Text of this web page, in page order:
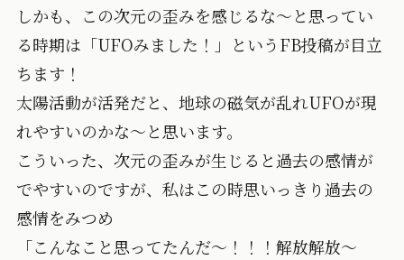
しかも、この次元の歪みを感じるな～と思ってい
る時期は「UFOみました！」というFB投稿が目立
ちます！
太陽活動が活発だと、地球の磁気が乱れUFOが現
れやすいのかな～と思います。
こういった、次元の歪みが生じると過去の感情が
でやすいのですが、私はこの時思いっきり過去の
感情をみつめ
「こんなこと思ってたんだ～！！！解放解放～